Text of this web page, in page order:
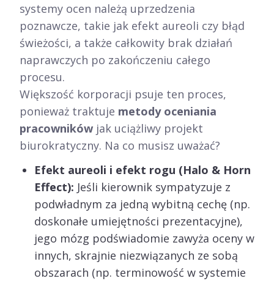
systemy ocen należą uprzedzenia
poznawcze, takie jak efekt aureoli czy błąd
świeżości, a także całkowity brak działań
naprawczych po zakończeniu całego
procesu.
Większość korporacji psuje ten proces,
ponieważ traktuje metody oceniania
pracowników jak uciążliwy projekt
biurokratyczny. Na co musisz uważać?
Efekt aureoli i efekt rogu (Halo & Horn
Effect): Jeśli kierownik sympatyzuje z
podwładnym za jedną wybitną cechę (np.
doskonałe umiejętności prezentacyjne),
jego mózg podświadomie zawyża oceny w
innych, skrajnie niezwiązanych ze sobą
obszarach (np. terminowość w systemie